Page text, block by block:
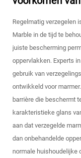
Regelmatig verzegelen
Marble in de tijd te
juiste bescherming
oppervlakken. Experts
gebruik van
ontwikkeld voor
barrière die beschermt
karakteristieke glans
aan dat verzegelde
dan onbehandelde
normale huishoudelijke